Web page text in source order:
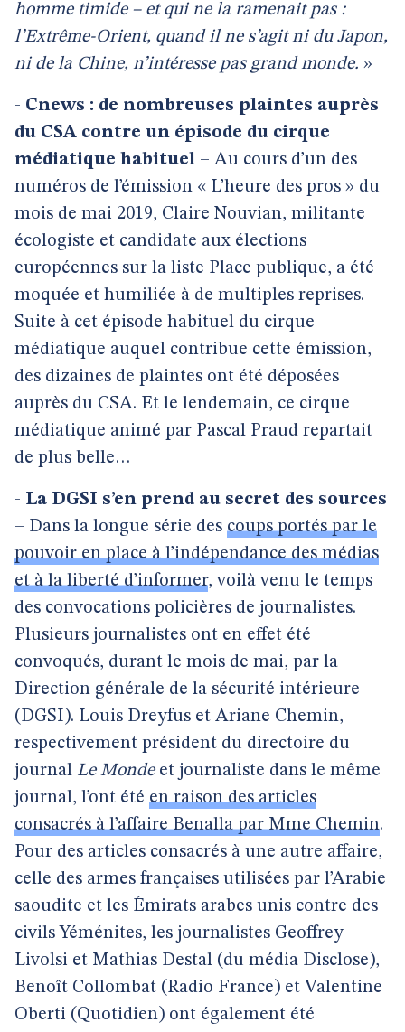
homme timide – et qui ne la ramenait pas :
l’Extrême-Orient, quand il ne s’agit ni du Japon,
ni de la Chine, n’intéresse pas grand monde. »
- Cnews : de nombreuses plaintes auprès
du CSA contre un épisode du cirque
médiatique habituel – Au cours d’un des
numéros de l’émission « L’heure des pros » du
mois de mai 2019, Claire Nouvian, militante
écologiste et candidate aux élections
européennes sur la liste Place publique, a été
moquée et humiliée à de multiples reprises.
Suite à cet épisode habituel du cirque
médiatique auquel contribue cette émission,
des dizaines de plaintes ont été déposées
auprès du CSA. Et le lendemain, ce cirque
médiatique animé par Pascal Praud repartait
de plus belle…
- La DGSI s’en prend au secret des sources
– Dans la longue série des coups portés par le
pouvoir en place à l’indépendance des médias
et à la liberté d’informer, voilà venu le temps
des convocations policières de journalistes.
Plusieurs journalistes ont en effet été
convoqués, durant le mois de mai, par la
Direction générale de la sécurité intérieure
(DGSI). Louis Dreyfus et Ariane Chemin,
respectivement président du directoire du
journal Le Mondeet journaliste dans le même
journal, l’ont été en raison des articles
consacrés à l’affaire Benalla par Mme Chemin.
Pour des articles consacrés à une autre affaire,
celle des armes françaises utilisées par l’Arabie
saoudite et les Émirats arabes unis contre des
civils Yéménites, les journalistes Geoffrey
Livolsi et Mathias Destal (du média Disclose),
Benoît Collombat (Radio France) et Valentine
Oberti (Quotidien) ont également été